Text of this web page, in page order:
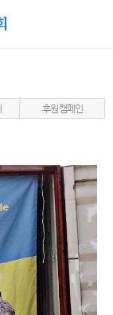
후원 캠페인